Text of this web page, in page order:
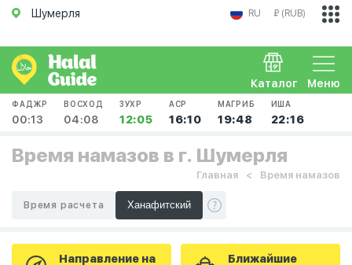
Шумерля RU ₽ (RUB)
Меню
Каталог
ФАДЖР
00:13
ВОСХОД
04:08
ЗУХР
12:05
АСР
16:10
МАГРИБ
19:48
ИША
22:16
Время намазов в г. Шумерля
Главная Время намазов
Время расчета
Направление на
Ближайшие